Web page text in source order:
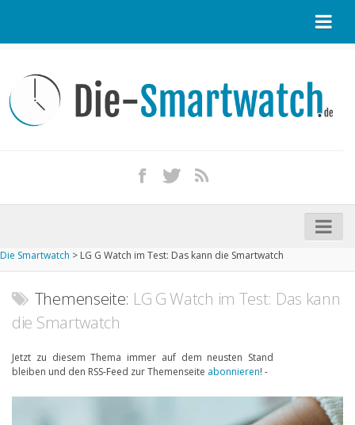
Kontakt / Tipp geben
Impressum
iPhone kaufen
Startseite
Aktuelle Smartwatches im Test
Kommende Smartwatches
Marken und Modelle
Die Smartwatch > LG G Watch im Test: Das kann die Smartwatch
Themenseite: LG G Watch im Test: Das kann
die Smartwatch
Jetzt zu diesem Thema immer auf dem neusten Stand
bleiben und den RSS-Feed zur Themenseite abonnieren! -